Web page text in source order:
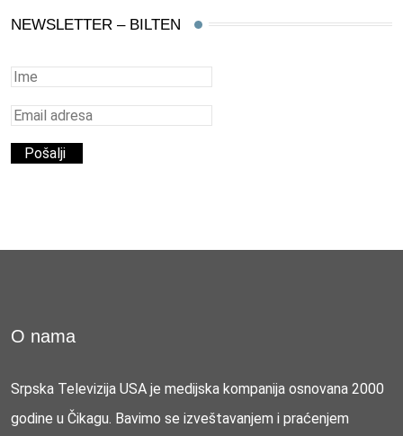
NEWSLETTER – BILTEN
O nama
Srpska Televizija USA je medijska kompanija osnovana 2000
godine u Čikagu. Bavimo se izveštavanjem i praćenjem